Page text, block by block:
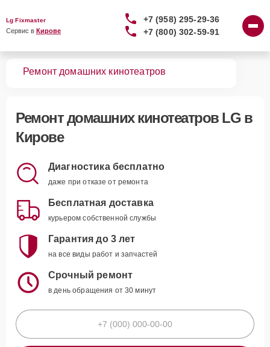
Lg Fixmaster
Сервис в Кирове
+7 (958) 295-29-36
+7 (800) 302-59-91
Ремонт домашних кинотеатров
Ремонтдомашних кинотеатров LGв
Кирове
Диагностика бесплатно
даже при отказе от ремонта
Бесплатная доставка
курьером собственной службы
Гарантия до 3 лет
на все виды работ и запчастей
Срочный ремонт
в день обращения от 30 минут